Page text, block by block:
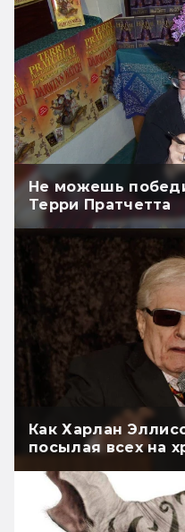
Не можешь
Терри Пратчетта
Как Харлан
посылая всех на